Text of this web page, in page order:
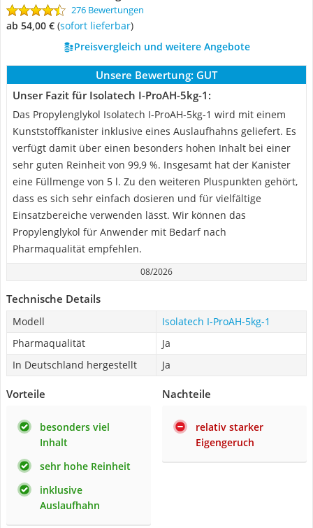
276 Bewertungen
ab 54,00 € ( Sofort lieferbar)
Preisvergleich und weitere Angebote
Unsere Bewertung: GUT
Unser Fazit für Isolatech I-ProAH-5kg-1:
Das Propylenglykol Isolatech I-ProAH-5kg-1 wird mit einem
Kunststoffkanister inklusive eines Auslaufhahns geliefert. Es
verfügt damit über einen besonders hohen Inhalt bei einer
sehr guten Reinheit von 99,9 %. Insgesamt hat der Kanister
eine Füllmenge von 5 l. Zu den weiteren Pluspunkten gehört,
dass es sich sehr einfach dosieren und für vielfältige
Einsatzbereiche verwenden lässt. Wir können das
Propylenglykol für Anwender mit Bedarf nach
Pharmaqualität empfehlen.
08/2026
Technische Details
Modell
Isolatech I-ProAH-5kg-1
Pharmaqualität
Ja
In Deutschland hergestellt
Ja
Vorteile
besonders viel
Inhalt
sehr hohe Reinheit
inklusive
Auslaufhahn
Nachteile
relativ starker
Eigengeruch